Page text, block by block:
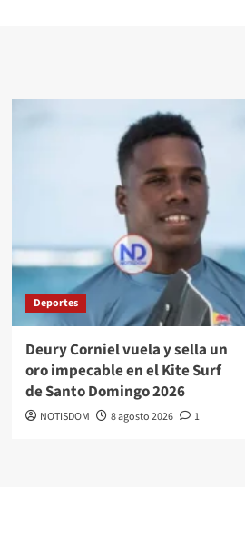
Deportes
Deury Corniel vuela y sella un
oro impecable en el Kite Surf
de Santo Domingo 2026
NOTISDOM 8 agosto 2026 1